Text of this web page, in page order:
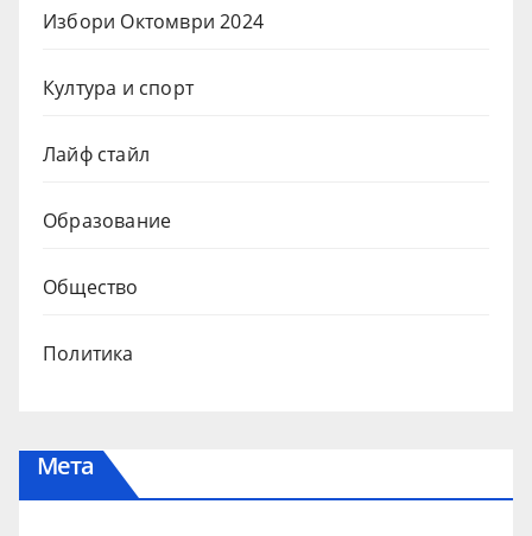
Избори Октомври 2024
Култура и спорт
Лайф стайл
Образование
Общество
Политика
Мета